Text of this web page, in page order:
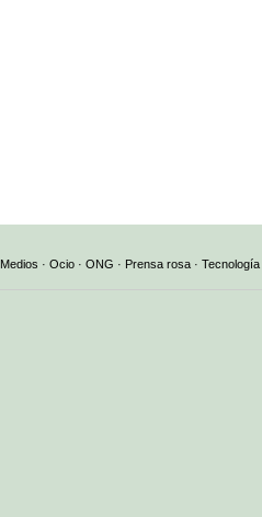
Medios · Ocio · ONG · Prensa rosa · Tecnología